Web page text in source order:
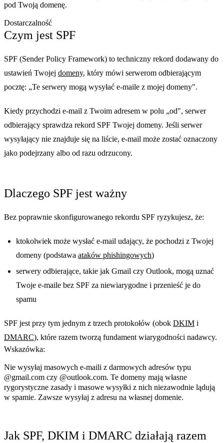
pod Twoją domenę.
Dostarczalność
Czym jest SPF
SPF (Sender Policy Framework) to techniczny rekord dodawany do
ustawień Twojej domeny, który mówi serwerom odbierającym
pocztę: „Te serwery mogą wysyłać e-maile z mojej domeny".
Kiedy przychodzi e-mail z Twoim adresem w polu „od", serwer
odbierający sprawdza rekord SPF Twojej domeny. Jeśli serwer
wysyłający nie znajduje się na liście, e-mail może zostać oznaczony
jako podejrzany albo od razu odrzucony.
Dlaczego SPF jest ważny
Bez poprawnie skonfigurowanego rekordu SPF ryzykujesz, że:
ktokolwiek może wysłać e-mail udający, że pochodzi z Twojej
domeny (podstawa ataków phishingowych)
serwery odbierające, takie jak Gmail czy Outlook, mogą uznać
Twoje e-maile bez SPF za niewiarygodne i przenieść je do
spamu
SPF jest przy tym jednym z trzech protokołów (obok DKIM i
DMARC), które razem tworzą fundament wiarygodności nadawcy.
Wskazówka:
Nie wysyłaj masowych e-maili z darmowych adresów typu
@gmail.com czy @outlook.com. Te domeny mają własne
rygorystyczne zasady i masowe wysyłki z nich niezawodnie lądują
w spamie. Zawsze wysyłaj z adresu na własnej domenie.
Jak SPF, DKIM i DMARC działają razem